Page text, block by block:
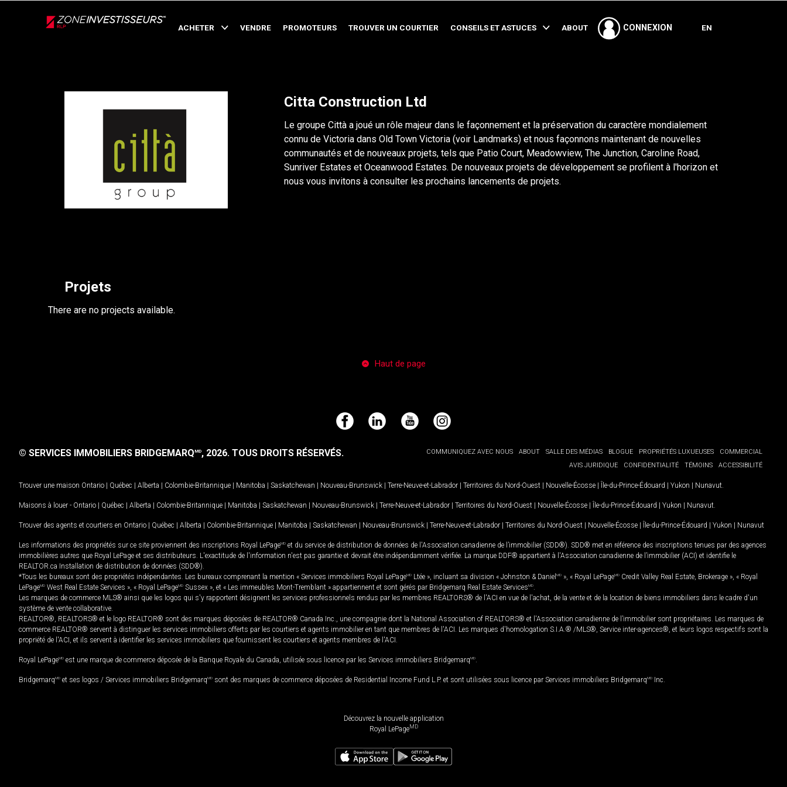
ACHETER VENDRE PROMOTEURS TROUVER UN COURTIER CONSEILS ET ASTUCES ABOUT CONNEXION EN
Retour
Citta Construction Ltd
Le groupe Città a joué un rôle majeur dans le façonnement et la préservation du caractère mondialement
connu de Victoria dans Old Town Victoria (voir Landmarks) et nous façonnons maintenant de nouvelles
communautés et de nouveaux projets, tels que Patio Court, Meadowview, The Junction, Caroline Road,
Sunriver Estates et Oceanwood Estates. De nouveaux projets de développement se profilent à l'horizon et
nous vous invitons à consulter les prochains lancements de projets.
Projets
There are no projects available.
Haut de page
FacebookLinkedIn YouTubeInstagram
COMMUNIQUEZ AVEC NOUS ABOUT SALLE DES MÉDIAS BLOGUE PROPRIÉTÉS LUXUEUSES
COMMERCIAL
AVIS JURIDIQUE
CONFIDENTIALITÉ TÉMOINS ACCESSIBILITÉ
© SERVICES IMMOBILIERS BRIDGEMARQMD, 2026. TOUS DROITS RÉSERVÉS.
Trouver une maison Ontario | Québec | Alberta | Colombie-Britannique | Manitoba | Saskatchewan | Nouveau-Brunswick | Terre-Neuve-et-Labrador | Territoires du Nord-Ouest | Nouvelle-Écosse | Île-du-Prince-Édouard | Yukon | Nunavut
Maisons à louer - Ontario | Québec | Alberta | Colombie-Britannique | Manitoba | Saskatchewan | Nouveau-Brunswick | Terre-Neuve-et-Labrador | Territoires du Nord-Ouest | Nouvelle-Écosse | Île-du-Prince-Édouard | Yukon | Nunavut
Trouver des agents et courtiers en Ontario | Québec | Alberta | Colombie-Britannique | Manitoba | Saskatchewan | Nouveau-Brunswick | Terre-Neuve-et-Labrador | Territoires du Nord-Ouest | Nouvelle-Écosse | Île-du-Prince-Édouard | Yukon | Nunavut
Les informations des propriétés sur ce site proviennent des inscriptions Royal LePageMD et du service de distribution de données de l'Association canadienne de l’immobilier (SDD®). SDD® met en référence des inscriptions tenues par des agences
immobilières autres que Royal LePage et ses distributeurs. L'exactitude de l'information n'est pas garantie et devrait être indépendamment vérifiée. La marque DDF® appartient à l'Association canadienne de l’immobilier (ACI) et identifie le
REALTOR.ca Installation de distribution de données (SDD®).
*Tous les bureaux sont des propriétés indépendantes. Les bureaux comprenant la mention « Services immobiliers Royal LePageMD Ltée », incluant sa division « Johnston & Daniel MD », « Royal LePageMD Credit Valley Real Estate, Brokerage », « Royal
LePageMD West Real Estate Services », « Royal LePageMD Sussex », et « Les immeubles Mont-Tremblant » appartiennent et sont gérés par Bridgemarq Real Estate ServicesMD
Les marques de commerce MLS® ainsi que les logos qui s'y rapportent désignent les services professionnels rendus par les membres REALTORS® de l'ACI en vue de l'achat, de la vente et de la location de biens immobiliers dans le cadre d'un
système de vente collaborative.
REALTOR®, REALTORS® et le logo REALTOR® sont des marques déposées de REALTOR® Canada Inc., une compagnie dont la National Association of REALTORS® et l'Association canadienne de l’immobilier sont propriétaires. Les marques de
commerce REALTOR® servent à distinguer les services immobiliers offerts par les courtiers et agents immobilier en tant que membres de l'ACI. Les marques d'homologation S.I.A.® /MLS®, Service inter-agences®, et leurs logos respectifs sont la
propriété de l'ACI, et ils servent à identifier les services immobiliers que fournissent les courtiers et agents membres de l'ACI.
Royal LePageMD est une marque de commerce déposée de la Banque Royale du Canada, utilisée sous licence par les Services immobiliers BridgemarqMD
BridgemarqMD et ses logos / Services immobiliers BridgemarqMD sont des marques de commerce déposées de Residential Income Fund L.P. et sont utilisées sous licence par Services immobiliers BridgemarqMD Inc.
Découvrez la nouvelle application
Royal LePageMD